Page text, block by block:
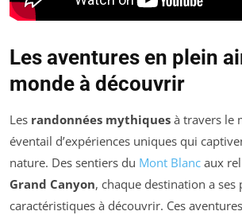
Les aventures en plein
monde à découvrir
Les randonnées mythiques à travers le
éventail d’expériences uniques qui
nature. Des sentiers du Mont Blanc aux
Grand Canyon, chaque destination a ses
caractéristiques à découvrir. Ces